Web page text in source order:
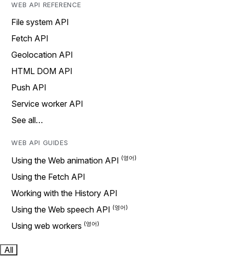
WEB API REFERENCE
File system API
Fetch API
Geolocation API
HTML DOM API
Push API
Service worker API
See all…
WEB API GUIDES
Using the Web animation API
Using the Fetch API
Working with the History API
Using the Web speech API
Using web workers
All